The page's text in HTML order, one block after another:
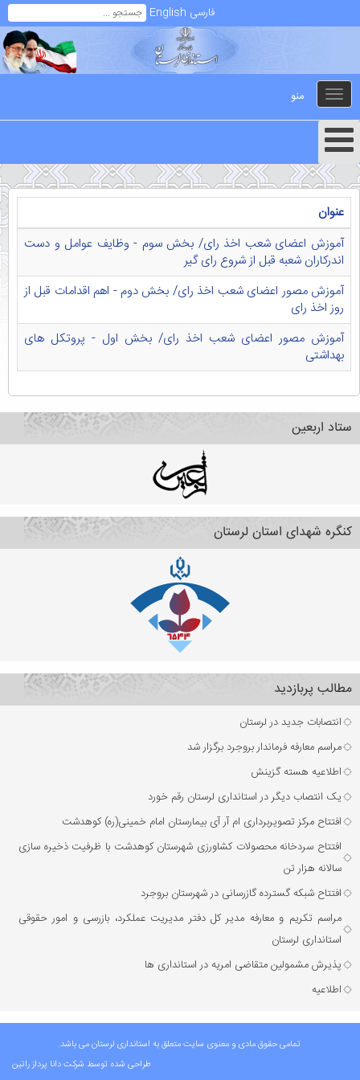
فارسی English
Toggle
navigation
منو
عنوان
آموزش اعضای شعب اخذ رای/ بخش سوم - وظایف عوامل و دست
اندرکاران شعبه قبل از شروع رای گیر
آموزش مصور اعضای شعب اخذ رای/ بخش دوم - اهم اقدامات قبل از
روز اخذ رای
آموزش مصور اعضای شعب اخذ رای/ بخش اول - پروتکل های
بهداشتی
ستاد اربعین
کنگره شهدای استان لرستان
مطالب پربازدید
انتصابات جدید در لرستان
مراسم معارفه فرماندار بروجرد برگزار شد
اطلاعیه هسته گزینش
یک انتصاب دیگر در استانداری لرستان رقم خورد
افتتاح مرکز تصویربرداری ام آر آی بیمارستان امام خمینی(ره) کوهدشت
افتتاح سردخانه محصولات کشاورزی شهرستان کوهدشت با ظرفیت ذخیره‌ سازی
سالانه هزار تن
افتتاح شبکه گسترده گازرسانی در شهرستان بروجرد
مراسم تکریم و معارفه مدیر کل دفتر مدیریت عملکرد، بازرسی و امور حقوقی
استانداری لرستان
پذیرش مشمولین متقاضی امریه در استانداری ها
اطلاعیه
تمامی حقوق مادی و معنوی سایت متعلق به استانداری لرستان می باشد.
طراحی شده توسط شرکتدانا پرداز راتین